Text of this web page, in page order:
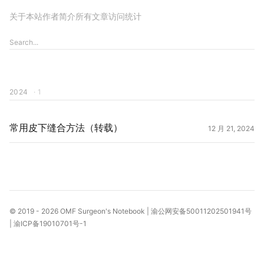
关于本站作者简介所有文章访问统计
2024 · 1
常用皮下缝合方法（转载） 12 月 21, 2024
© 2019 - 2026 OMF Surgeon's Notebook
渝公网安备50011202501941号
渝ICP备19010701号-1